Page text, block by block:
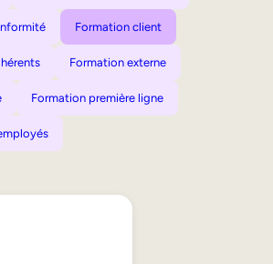
Formation client
Formation externe
Formation première ligne